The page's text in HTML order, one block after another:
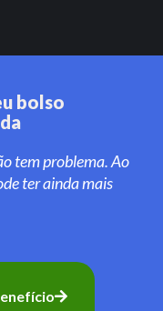
bolso
tem problema. Ao
ter ainda mais